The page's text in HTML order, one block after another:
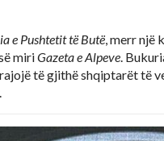
e Pushtetit të Butë, merr një
miriGazeta e Alpeve.
të gjithë shqiptarët të